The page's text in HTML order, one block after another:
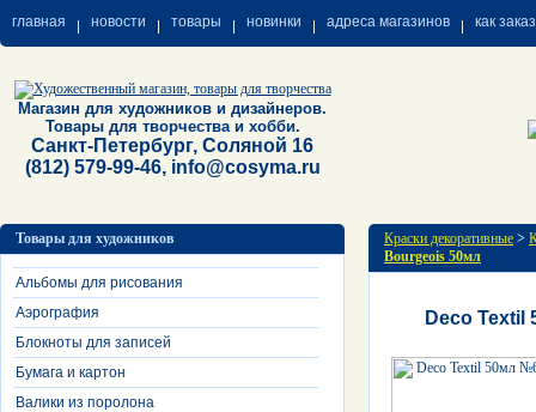
главная новости товары новинки адреса магазинов как
Магазин для художников и дизайнеров.
Товары для творчества и хобби.
Санкт-Петербург, Соляной 16
(812) 579-99-46, info@cosyma.ru
Товары для художников
Альбомы для рисования
Аэрография
Блокноты для записей
Бумага и картон
Валики из поролона
Краски декоративные >
Bourgeois 50мл
Deco Textil